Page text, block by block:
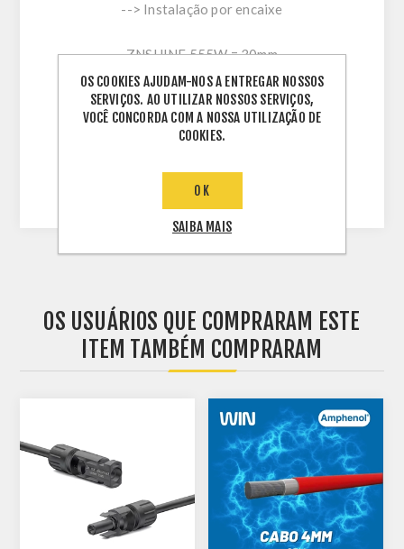
--> Instalação por encaixe
ZNSHINE 555W = 30mm
SHINEFAR 555W = 35mm
JA SOLAR 550W = 35 mm
JA SOLAR 540W = 35 mm
JA SOLAR 455W = 35 mm
CANADIAN 455W = 40mm
OS USUÁRIOS QUE COMPRARAM ESTE
ITEM TAMBÉM COMPRARAM
OS COOKIES AJUDAM-NOS A ENTREGAR NOSSOS
SERVIÇOS. AO UTILIZAR NOSSOS SERVIÇOS,
VOCÊ CONCORDA COM A NOSSA UTILIZAÇÃO DE
COOKIES.
OK
SAIBA MAIS